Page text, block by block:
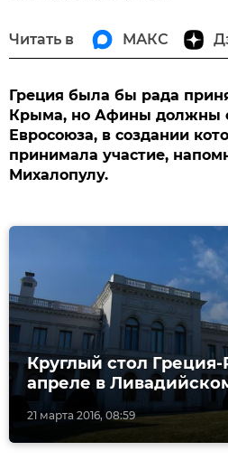
Читать в МАКС
Греция была бы рада
Крыма, но Афины должны
Евросоюза, в создании
принимала участие,
Михалопулу.
21 марта 2016, 08:59
Круглый стол
апреле в